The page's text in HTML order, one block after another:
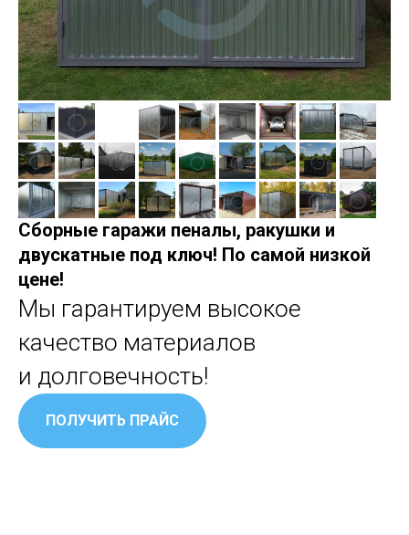
Сборные гаражи пеналы, ракушки и
двускатные под ключ! По самой низкой
цене!
Мы гарантируем высокое
качество материалов
и долговечность!
ПОЛУЧИТЬ ПРАЙС